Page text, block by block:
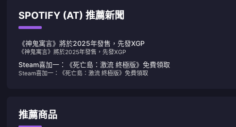
SPOTIFY (AT) 推薦新聞
《神鬼寓言》將於2025年發售，先發XGP
《神鬼寓言》將於2025年發售，先發XGP
Steam喜加一：《死亡島：激流 終極版》免費領取
Steam喜加一：《死亡島：激流 終極版》免費領取
推薦商品